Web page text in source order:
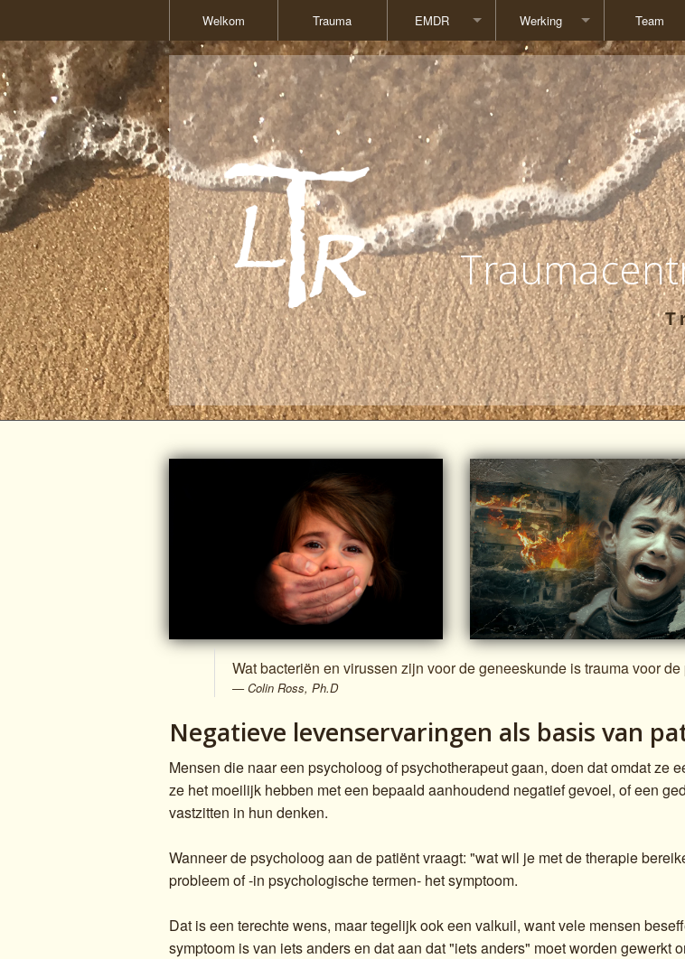
Welkom Trauma EMDR
Literatuur
Werking
Doelgroep
Werkwijze
Tarieven
Waarden
Team
Ludwig
Lieve De
Frank
Veerle
Olivier Van
Wat bacteriën en virussen zijn voor de geneeskunde is trauma voor
Colin Ross, Ph.D
Negatieve levenservaringen als basis van
Mensen die naar een psycholoog of psychotherapeut gaan, doen dat omdat ze
ze het moeilijk hebben met een bepaald aanhoudend negatief gevoel, of een
vastzitten in hun denken.
Wanneer de psycholoog aan de patiënt vraagt: "wat wil je met de therapie
probleem of -in psychologische termen- het symptoom.
Dat is een terechte wens, maar tegelijk ook een valkuil, want vele mensen
symptoom is van iets anders en dat aan dat "iets anders" moet worden gewerkt